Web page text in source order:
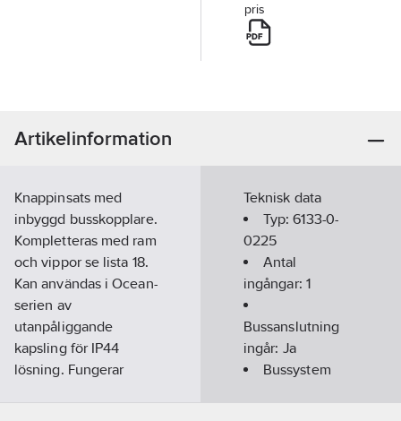
pris
Artikelinformation
Knappinsats med
inbyggd busskopplare.
Kompletteras med ram
och vippor se lista 18.
Kan användas i Ocean-
serien av
utanpåliggande
kapsling för IP44
lösning. Fungerar
Teknisk data
Typ:6133-0-
0225
Antal
ingångar: 1
Bussanslutning
ingår: Ja
Bussystem